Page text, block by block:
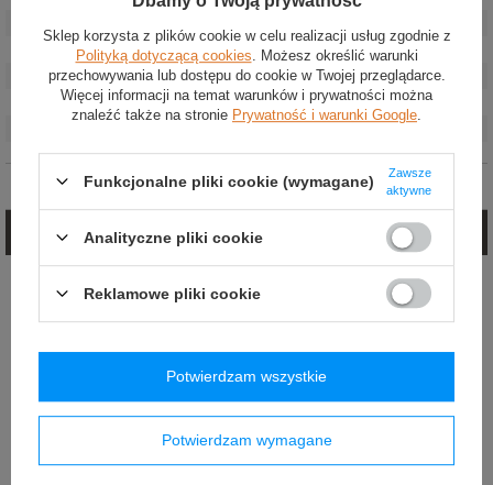
Kolor:
Czerwony
Materiał:
Inny
Płeć:
Unisex
Opinie (0)
Zadaj pytanie
Jeżeli powyższy opis jest dla Ciebie niewystarczający, prześlij nam swoje
pytanie odnośnie tego produktu. Postaramy się odpowiedzieć tak szybko jak
E-mail:
Pytanie:
Sklep korzysta z plików cookie w celu realizacji usług zgodnie z
Polityką dotyczącą cookies . Możesz określić warunki
przechowywania lub dostępu do cookie w Twojej przeglądarce.
Więcej informacji na temat warunków i prywatności można
znaleźć także na stronie Prywatność i warunki Google
Funkcjonalne pliki cookie (wymagane)
Zawsze
aktywne
Analityczne pliki cookie
Reklamowe pliki cookie
Potwierdzam wymagane
Potwierdzam wszystkie